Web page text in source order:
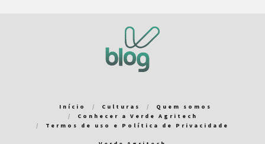
Início Culturas
Quem somos
Conhecer a Verde Agritech
Termos de uso e Política de Privacidade